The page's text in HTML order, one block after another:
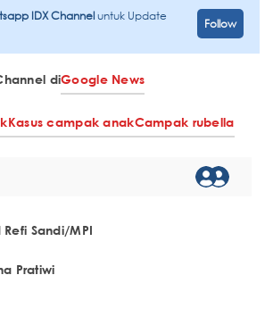
IDX Channeluntuk Update
Follow
diGoogle News
Kasus campak anakCampak rubella
Sandi/MPI
Pratiwi